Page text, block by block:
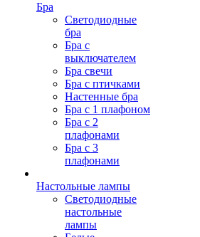
Бра
Светодиодные
бра
Бра с
выключателем
Бра свечи
Бра с птичками
Настенные бра
Бра с 1 плафоном
Бра с 2
плафонами
Бра с 3
плафонами
Настольные лампы
Светодиодные
настольные
лампы